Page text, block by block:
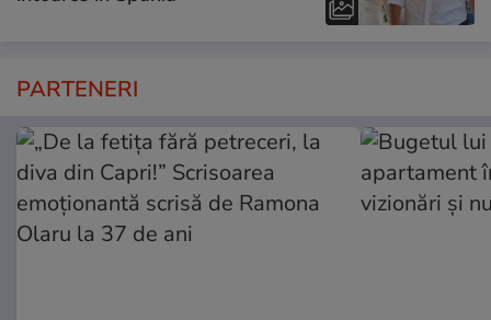
PARTENERI